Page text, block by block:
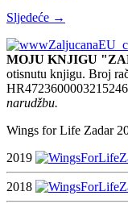
Sljedeće →
MOJU KNJIGU
otisnutu knjigu. Broj
narudžbu.
Wings for Life Zadar
2019
2018